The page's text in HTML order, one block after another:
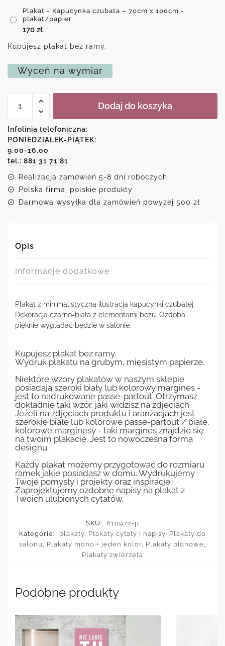
Plakat - Kapucynka czubata – 70cm x 100cm -
plakat/papier
170 zł
Kupujesz plakat bez ramy.
Wyceń na wymiar
Plakat
czubata
Dodaj do koszyka
Infolinia telefoniczna:
PONIEDZIAŁEK-PIĄTEK:
9.00-16.00
tel.: 881 31 71 81
Realizacja zamówień 5-8 dni roboczych
Polska firma, polskie produkty
Darmowa wysyłka dla zamówień powyżej 500 zł
Opis
Informacje dodatkowe
Plakat z minimalistyczną ilustracją kapucynki czubatej.
Dekoracja czarno-biała z elementami beżu. Ozdoba
pięknie wyglądać będzie w salonie.
Kupujesz plakat bez ramy.
Wydruk plakatu na grubym, mięsistym papierze.
Niektóre wzory plakatów w naszym sklepie
posiadają szeroki biały lub kolorowy margines -
jest to nadrukowane passe-partout. Otrzymasz
dokładnie taki wzór, jaki widzisz na zdjęciach.
Jeżeli na zdjęciach produktu i aranżacjach jest
szerokie białe lub kolorowe passe-partout / białe,
kolorowe marginesy - taki margines znajdzie się
na twoim plakacie. Jest to nowoczesna forma
designu.
Każdy plakat możemy przygotować do rozmiaru
ramek jakie posiadasz w domu. Wydrukujemy
Twoje pomysły i projekty oraz inspiracje.
Zaprojektujemy ozdobne napisy na plakat z
Twoich ulubionych cytatów.
SKU:
610972-p
Kategorie:
plakaty, Plakaty cytaty i napisy, Plakaty do
salonu , Plakaty mono + jeden kolor, Plakaty pionowe,
Plakaty zwierzęta
Podobne produkty